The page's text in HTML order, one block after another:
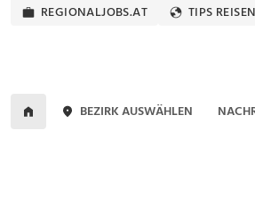
REGIONALJOBS.AT TIPS REISEN
BEZIRK AUSWÄHLEN